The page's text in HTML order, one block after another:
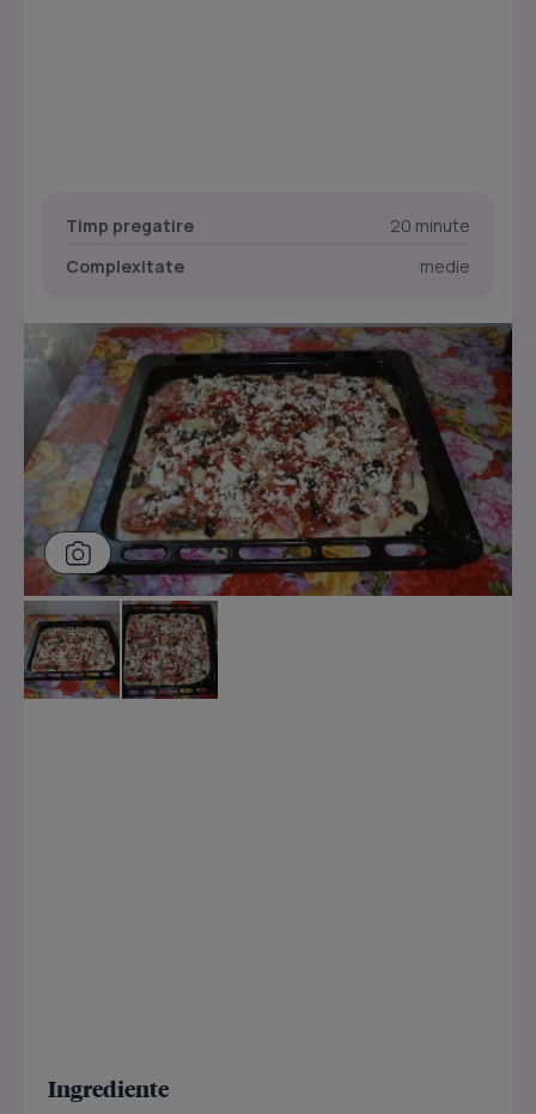
Timp pregatire
20 minute
Complexitate
medie
Ingrediente